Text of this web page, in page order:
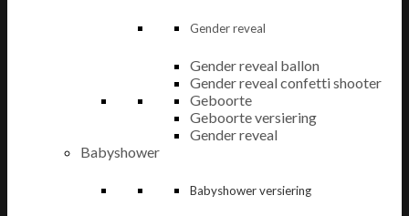
Gender reveal
Gender reveal ballon
Gender reveal confetti shooter
Geboorte
Geboorte versiering
Gender reveal
Babyshower
Babyshower versiering